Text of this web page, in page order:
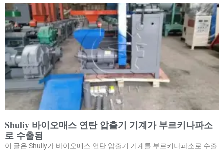
Shuliy 바이오매스 연탄 압출기 기계가 부르키나파소
로 수출됨
이 글은 Shuliy가 바이오매스 연탄 압출기 기계를 부르키나파소로 수출